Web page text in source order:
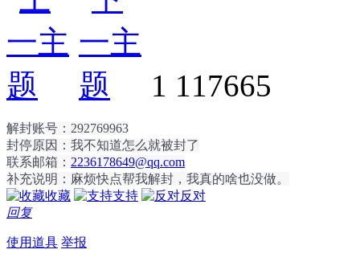
1 117665
解封账号：292769963
封停原因：我不知道怎么就被封了
联系邮箱： 2236178649@qq.com
补充说明：麻烦快点帮我解封，我真的啥也没做。
收藏
支持
反对
回复
使用道具 举报